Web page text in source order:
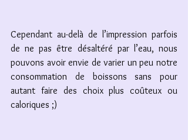
Cependant au-delà de l’impression parfois
de ne pas être désaltéré par l’eau, nous
pouvons avoir envie de varier un peu notre
consommation de boissons sans pour
autant faire des choix plus coûteux ou
caloriques ;)